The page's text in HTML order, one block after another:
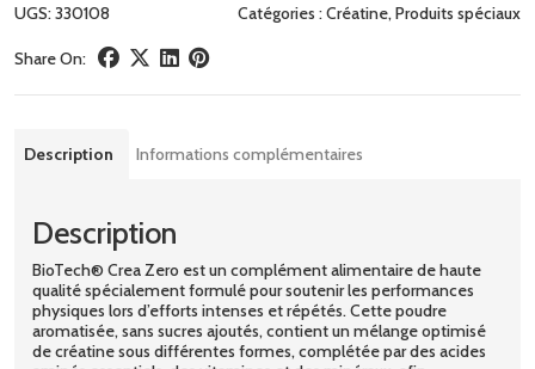
UGS:330108 Catégories :Créatine, Produits spéciaux
Share On:
Description Informations complémentaires
Description
BioTech® Crea Zero est un complément alimentaire de haute
qualité spécialement formulé pour soutenir les performances
physiques lors d’efforts intenses et répétés. Cette poudre
aromatisée, sans sucres ajoutés, contient un mélange optimisé
de créatine sous différentes formes, complétée par des acides